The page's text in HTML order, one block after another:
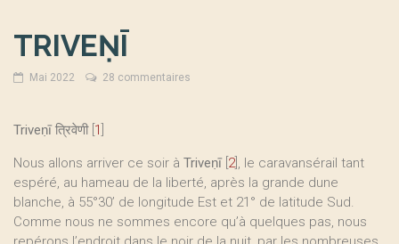
TRIVEṆĪ
Mai 2022 28 commentaires
Triveṇīत्रिवेणी[ 1
Nous allons arriver ce soir à Triveṇī[ 2], le caravansérail tant
espéré, au hameau de la liberté, après la grande dune
blanche, à 55°30’ de longitude Est et 21° de latitude Sud.
Comme nous ne sommes encore qu’à quelques pas, nous